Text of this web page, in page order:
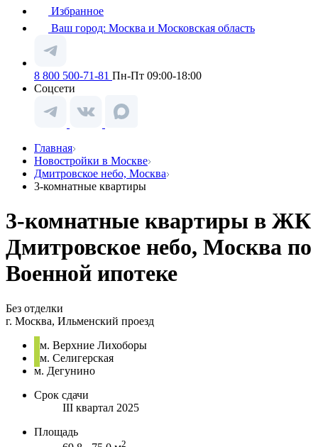
Избранное
Ваш город: Москва и Московская область
8 800 500-71-81 Пн-Пт 09:00-18:00
Соцсети
Главная
Новостройки в Москве
Дмитровское небо, Москва
3-комнатные квартиры
3-комнатные квартиры в ЖК
Дмитровское небо, Москва по
Военной ипотеке
Без отделки
г. Москва, Ильменский проезд
м. Верхние Лихоборы
м. Селигерская
м. Дегунино
Срок сдачи
III квартал 2025
Площадь
2